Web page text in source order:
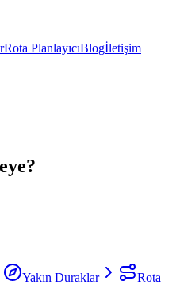
Rota PlanlayıcıBlogİletişim
Yakın Duraklar
Rota